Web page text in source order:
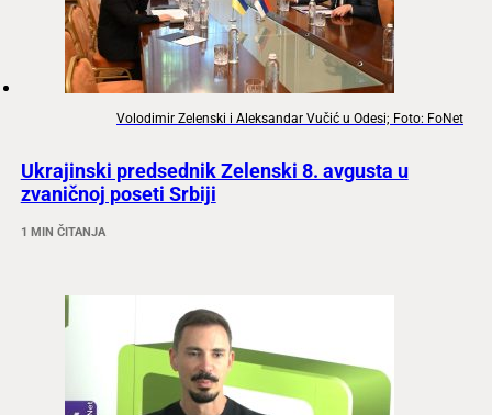
Volodimir Zelenski i Aleksandar Vučić u Odesi; Foto: FoNet
Ukrajinski predsednik Zelenski 8. avgusta u
zvaničnoj poseti Srbiji
1 MIN ČITANJA